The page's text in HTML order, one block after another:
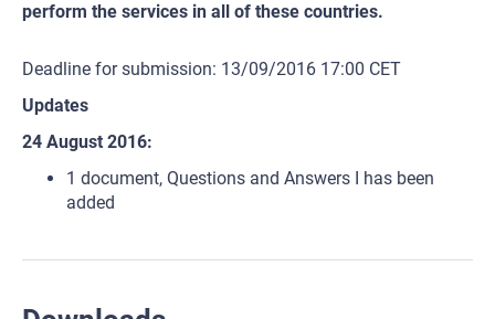
perform the services in all of these countries.
Deadline for submission: 13/09/2016 17:00 CET
Updates
24 August 2016:
1 document, Questions and Answers I has been
added